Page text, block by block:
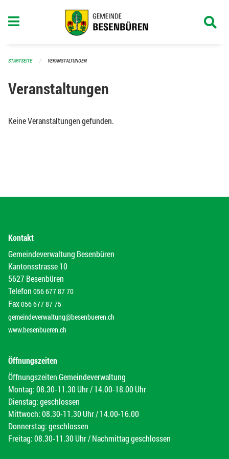
STARTSEITE VERANSTALTUNGEN
Veranstaltungen
Keine Veranstaltungen gefunden.
Kontakt
Gemeindeverwaltung Besenbüren
Kantonsstrasse 10
5627 Besenbüren
Telefon 056 677 87 70
Fax056 677 87 75
gemeindeverwaltung@besenbueren.ch
www.besenbueren.ch
Öffnungszeiten
Öffnungszeiten Gemeindeverwaltung
Montag: 08.30-11.30 Uhr / 14.00-18.00 Uhr
Dienstag: geschlossen
Mittwoch: 08.30-11.30 Uhr / 14.00-16.00
Donnerstag: geschlossen
Freitag: 08.30-11.30 Uhr / Nachmittag geschlossen